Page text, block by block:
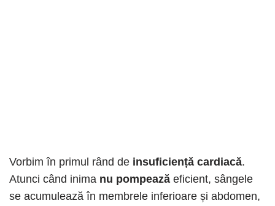
Vorbim în primul rând de insuficiență cardiacă.
Atunci când inima nu pompează eficient, sângele
se acumulează în membrele inferioare și abdomen,